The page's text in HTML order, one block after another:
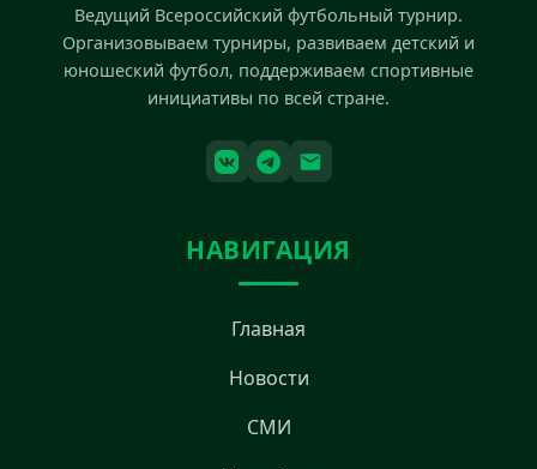
Ведущий Всероссийский футбольный турнир.
Организовываем турниры, развиваем детский и
юношеский футбол, поддерживаем спортивные
инициативы по всей стране.
НАВИГАЦИЯ
Главная
Новости
СМИ